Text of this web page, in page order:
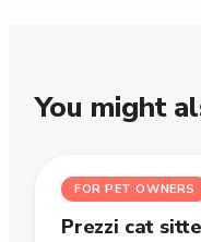
You might
FOR PET OWNERS
Prezzi cat